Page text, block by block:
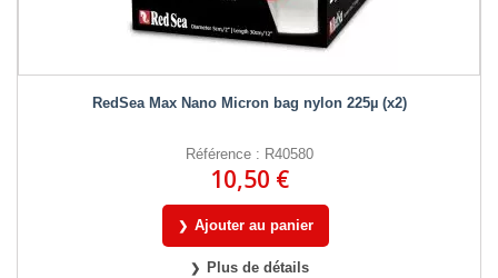
RedSea Max Nano Micron bag nylon 225µ (x2)
Référence : R40580
10,50 €
Ajouter au panier
Plus de détails